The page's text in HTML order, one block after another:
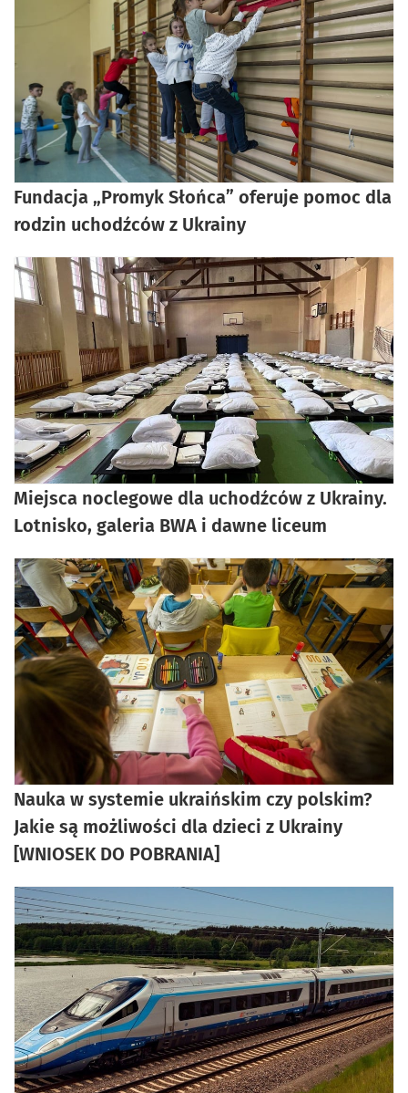
Fundacja „Promyk Słońca” oferuje pomoc dla
rodzin uchodźców z Ukrainy
Miejsca noclegowe dla uchodźców z Ukrainy.
Lotnisko, galeria BWA i dawne liceum
Nauka w systemie ukraińskim czy polskim?
Jakie są możliwości dla dzieci z Ukrainy
[WNIOSEK DO POBRANIA]